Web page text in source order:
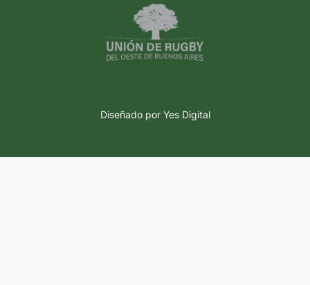
Diseñado por Yes Digital